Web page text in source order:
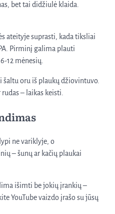
bet tai didžiulė klaida.
ateityje suprasti, kada tiksliai
Pirminį galima plauti
12 mėnesių.
šaltu oru iš plaukų džiovintuvo.
– laikas keisti.
ne variklyje, o
– šunų ar kačių plaukai
išimti be jokių įrankių –
YouTube vaizdo įrašo su jūsų